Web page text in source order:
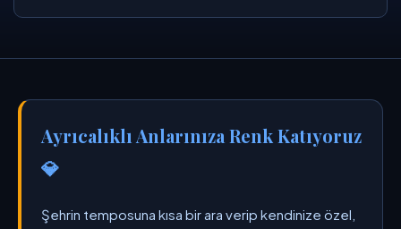
Ayrıcalıklı Anlarınıza Renk Katıyoruz
💎
Şehrin temposuna kısa bir ara verip kendinize özel,